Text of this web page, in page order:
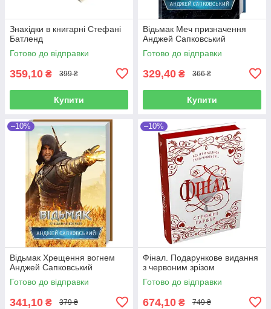
Знахідки в книгарні Стефані
Батленд
Готово до відправки
359,10 ₴ 399 ₴
Купити
Відьмак Меч призначення
Анджей Сапковський
Готово до відправки
329,40 ₴ 366 ₴
Купити
–10%
Відьмак Хрещення вогнем
Анджей Сапковський
Готово до відправки
341,10 ₴ 379 ₴
–10%
Фінал. Подарункове видання
з червоним зрізом
Готово до відправки
674,10 ₴ 749 ₴